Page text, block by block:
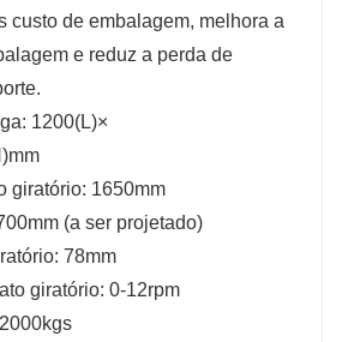
custo de embalagem, melhora a
e reduz a perda de
1200(L)×
giratório: 1650mm
(a ser projetado)
78mm
giratório: 0-12rpm